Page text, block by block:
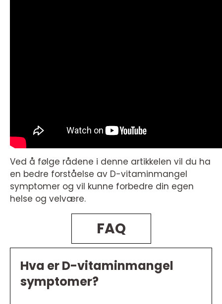
Ved å følge rådene i denne artikkelen vil du ha
en bedre forståelse av D-vitaminmangel
symptomer og vil kunne forbedre din egen
helse og velvære.
FAQ
Hva er D-vitaminmangel
symptomer?